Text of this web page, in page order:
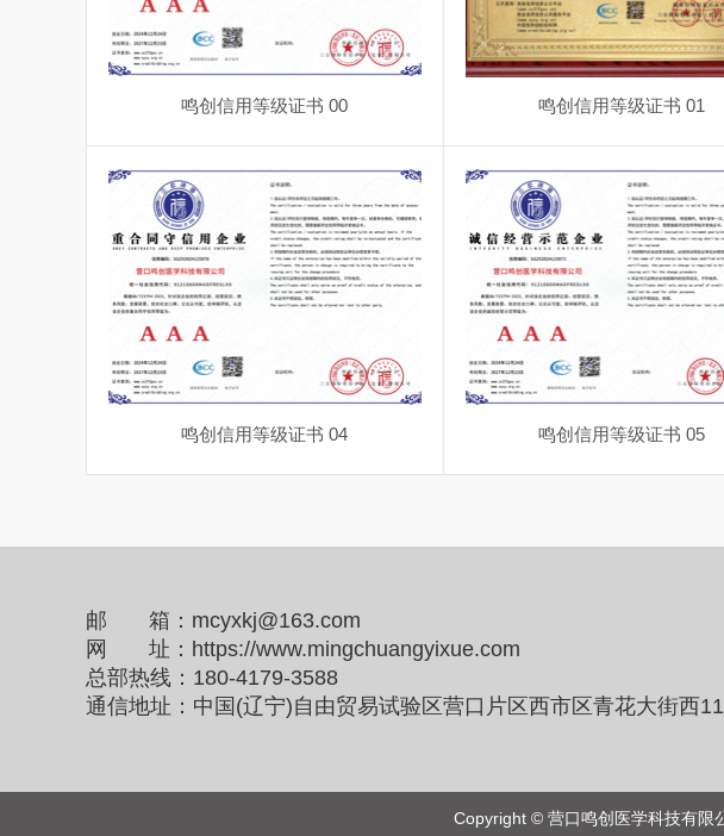
鸣创信用等级证书 00 鸣创信用等级证书 01
鸣创信用等级证书 04 鸣创信用等级证书 05
邮 箱： mcyxkj@163.com
网 址：https://www.mingchuangyixue.com
总部热线： 180-4179-3588
通信地址：中国(辽宁)自由贸易试验区营口片区西市区青花大街西
Copyright © 营口鸣创医学科技有限